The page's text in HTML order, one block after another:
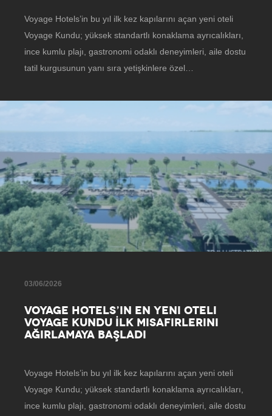
Voyage Hotels’in bu yıl ilk kez kapılarını açan yeni oteli
Voyage Kundu; yüksek standartlı konaklama ayrıcalıkları,
ince kumlu plajı, gastronomi odaklı deneyimleri, aile dostu
tatil kurgusunun yanı sıra yetişkinlere özel…
03/06/2026
VOYAGE HOTELS’IN EN YENI OTELI
VOYAGE KUNDU İLK MISAFIRLERINI
AĞIRLAMAYA BAŞLADI
Voyage Hotels’in bu yıl ilk kez kapılarını açan yeni oteli
Voyage Kundu; yüksek standartlı konaklama ayrıcalıkları,
ince kumlu plajı, gastronomi odaklı deneyimleri, aile dostu